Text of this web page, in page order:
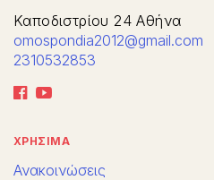
Καποδιστρίου 24 Αθήνα
omospondia2012@gmail.com
2310532853
ΧΡΗΣΙΜΑ
Ανακοινώσεις